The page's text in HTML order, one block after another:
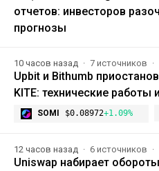
отчетов: инвесторов
прогнозы
10 часов назад 7 источников
Upbit и Bithumb
KITE: технические
SOMI $0.08972+1.09%
12 часов назад 6 источников
Uniswap набирает